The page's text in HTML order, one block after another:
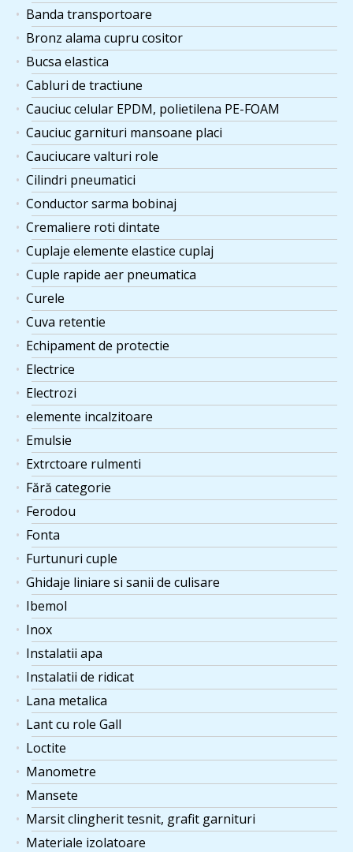
Banda transportoare
Bronz alama cupru cositor
Bucsa elastica
Cabluri de tractiune
Cauciuc celular EPDM, polietilena PE-FOAM
Cauciuc garnituri mansoane placi
Cauciucare valturi role
Cilindri pneumatici
Conductor sarma bobinaj
Cremaliere roti dintate
Cuplaje elemente elastice cuplaj
Cuple rapide aer pneumatica
Curele
Cuva retentie
Echipament de protectie
Electrice
Electrozi
elemente incalzitoare
Emulsie
Extrctoare rulmenti
Fără categorie
Ferodou
Fonta
Furtunuri cuple
Ghidaje liniare si sanii de culisare
Ibemol
Inox
Instalatii apa
Instalatii de ridicat
Lana metalica
Lant cu role Gall
Loctite
Manometre
Mansete
Marsit clingherit tesnit, grafit garnituri
Materiale izolatoare